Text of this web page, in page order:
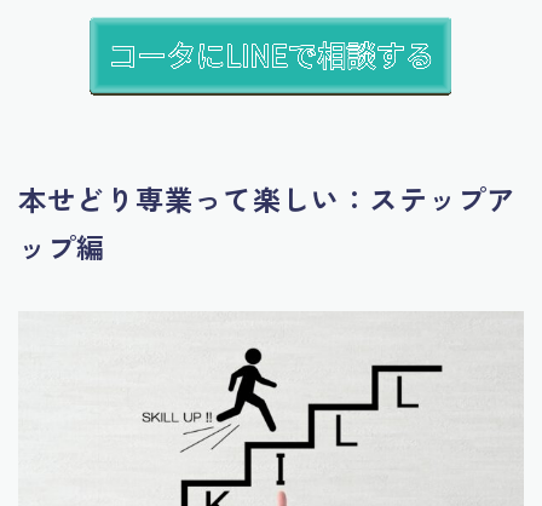
本せどり専業って楽しい：ステップア
ップ編